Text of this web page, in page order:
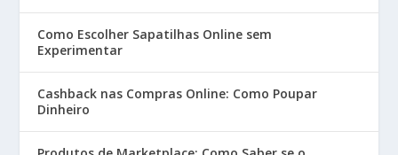
Como Escolher Sapatilhas Online sem
Experimentar
Cashback nas Compras Online: Como Poupar
Dinheiro